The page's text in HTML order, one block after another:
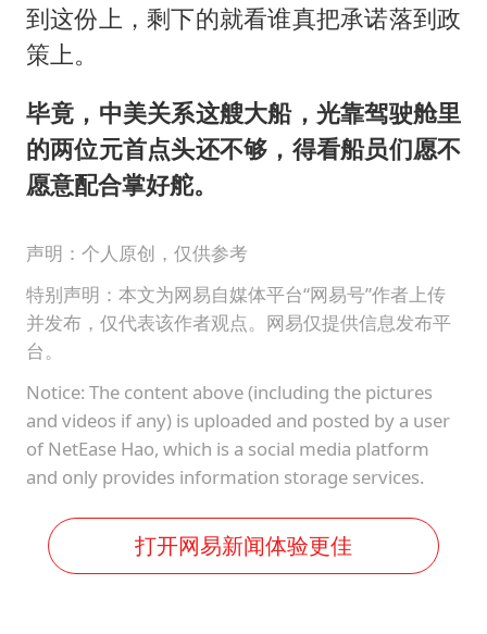
到这份上，剩下的就看谁真把承诺落到政
策上。
毕竟，中美关系这艘大船，光靠驾驶舱里
的两位元首点头还不够，得看船员们愿不
愿意配合掌好舵。
声明：个人原创，仅供参考
特别声明：本文为网易自媒体平台“网易号”作者上传
并发布，仅代表该作者观点。网易仅提供信息发布平
台。
Notice: The content above (including the pictures
and videos if any) is uploaded and posted by a user
of NetEase Hao, which is a social media platform
and only provides information storage services.
打开网易新闻体验更佳